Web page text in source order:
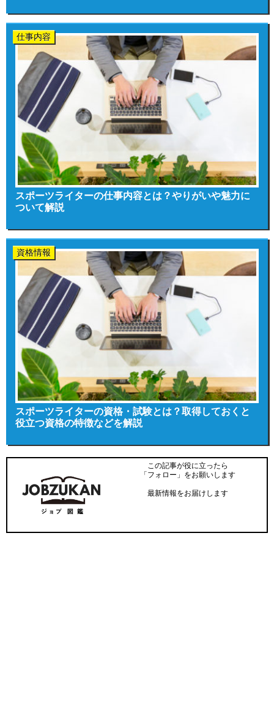
仕事内容
スポーツライターの仕事内容とは？やりがいや魅力に
ついて解説
資格情報
スポーツライターの資格・試験とは？取得しておくと
役立つ資格の特徴などを解説
この記事が役に立ったら
「フォロー」をお願いします
最新情報をお届けします